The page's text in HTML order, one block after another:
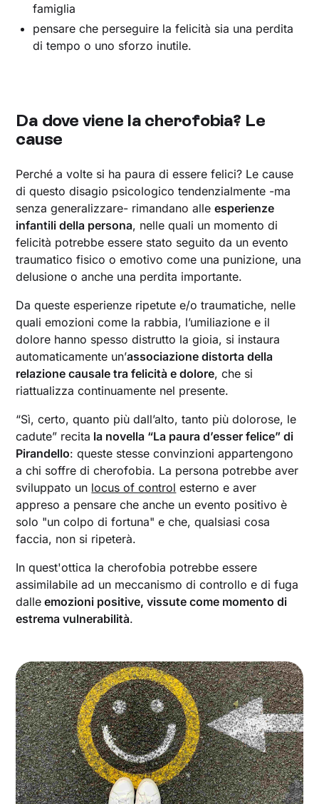
famiglia
pensare che perseguire la felicità sia una perdita
di tempo o uno sforzo inutile.
Da dove viene la cherofobia? Le
cause
Perché a volte si ha paura di essere felici? Le cause
di questo disagio psicologico tendenzialmente -ma
senza generalizzare- rimandano alleesperienze
infantili della persona, nelle quali un momento di
felicità potrebbe essere stato seguito da un evento
traumatico fisico o emotivo come una punizione, una
delusione o anche una perdita importante.
‍Da queste esperienze ripetute e/o traumatiche, nelle
quali emozioni come la rabbia, l’umiliazione e il
dolore hanno spesso distrutto la gioia, si instaura
automaticamente un’associazione distorta della
relazione causale tra felicità e dolore, che si
riattualizza continuamente nel presente.
“Sì, certo, quanto più dall’alto, tanto più dolorose, le
cadute” recita la novella “La paura d’esser felice” di
Pirandello: queste stesse convinzioni appartengono
a chi soffre di cherofobia. La persona potrebbe aver
sviluppato un locus of control esterno e aver
appreso a pensare che anche un evento positivo è
solo "un colpo di fortuna" e che, qualsiasi cosa
faccia, non si ripeterà.
In quest'ottica la cherofobia potrebbe essere
assimilabile ad un meccanismo di controllo e di fuga
dalle emozioni positive, vissute come momento di
estrema vulnerabilità.